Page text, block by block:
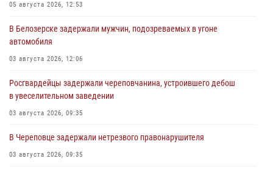
05 августа 2026, 12:53
В Белозерске задержали мужчин, подозреваемых в угоне
автомобиля
03 августа 2026, 12:06
Росгвардейцы задержали череповчанина, устроившего дебош
в увеселительном заведении
03 августа 2026, 09:35
В Череповце задержали нетрезвого правонарушителя
03 августа 2026, 09:35